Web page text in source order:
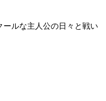
ルな主人公の日々と戦い